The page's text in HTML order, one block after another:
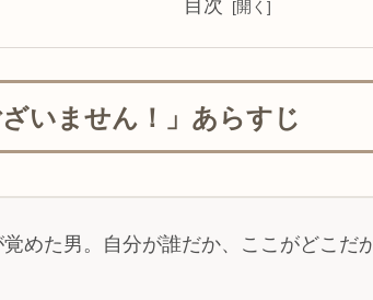
目次
いません！」あらすじ
めた男。自分が誰だか、ここがどこだ